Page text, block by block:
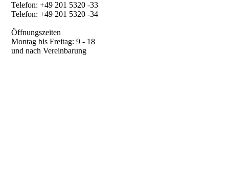
Telefon: +49 201 5320 -33
Telefon: +49 201 5320 -34
Öffnungszeiten
Montag bis Freitag: 9 - 18
und nach Vereinbarung